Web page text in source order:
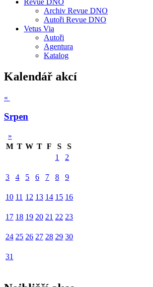
Revue DNO
Archiv Revue DNO
Autoři Revue DNO
Vetus Via
Autoři
Agentura
Katalog
Kalendář akcí
«
Srpen
»
M T W T F S
S
1
2
3 4 5 6 7 8 9
10 11 12 13 14 15 16
17 18 19 20 21 22 23
24 25 26 27 28 29 30
31